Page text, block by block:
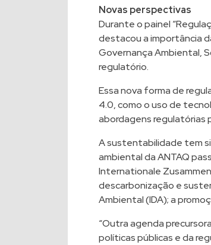
Novas perspectivas
Durante o painel
destacou a importância
Governança Ambiental,
regulatório.
Essa nova forma de
4.0, como o uso de
abordagens regulatórias
A sustentabilidade tem
ambiental da ANTAQ
Internationale
descarbonização e
Ambiental (IDA); a
“Outra agenda
políticas públicas e da